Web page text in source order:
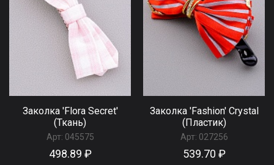
Заколка 'Flora Secret'
(Ткань)
Арт: 045575
498.89 ₽
Заколка 'Fashion' Сrystal
(Пластик)
Арт: 027256
539.70 ₽